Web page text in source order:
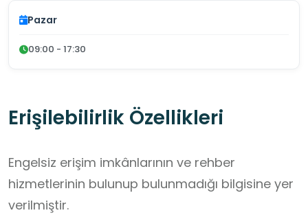
Pazar
09:00 - 17:30
Erişilebilirlik Özellikleri
Engelsiz erişim imkânlarının ve rehber
hizmetlerinin bulunup bulunmadığı bilgisine yer
verilmiştir.